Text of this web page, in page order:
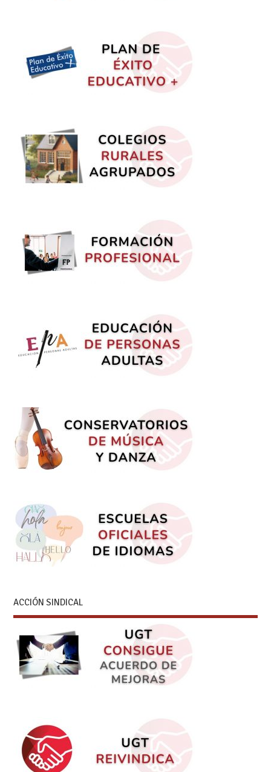
ACCIÓN SINDICAL